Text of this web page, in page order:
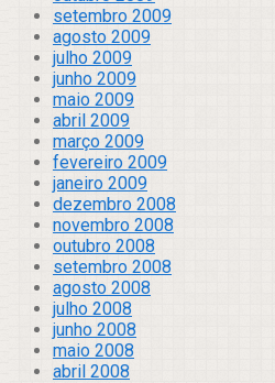
setembro 2009
agosto 2009
julho 2009
junho 2009
maio 2009
abril 2009
março 2009
fevereiro 2009
janeiro 2009
dezembro 2008
novembro 2008
outubro 2008
setembro 2008
agosto 2008
julho 2008
junho 2008
maio 2008
abril 2008